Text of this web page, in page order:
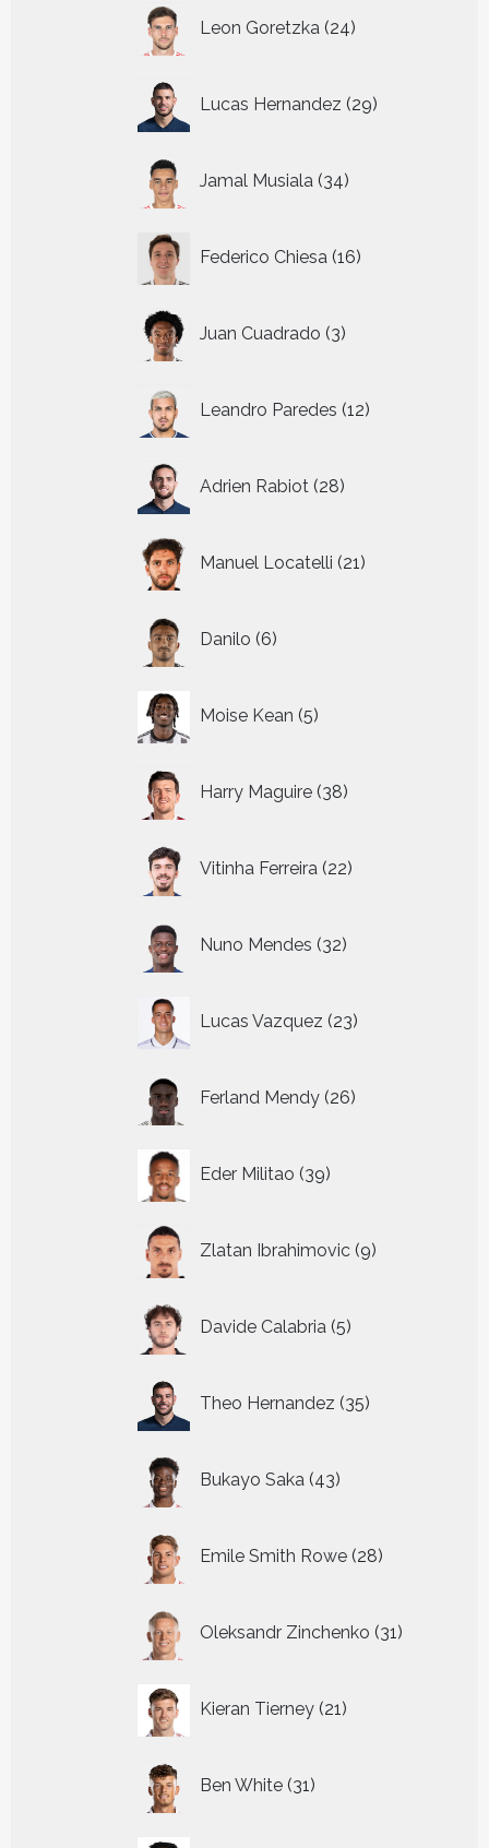
Leon Goretzka 24
producten
Lucas Hernandez 29
producten
Jamal Musiala 34
producten
Federico Chiesa 16
producten
Juan Cuadrado 3
producten
Leandro Paredes 12
producten
Adrien Rabiot 28
producten
Manuel Locatelli 21
producten
Danilo 6
producten
Moise Kean 5
producten
Harry Maguire 38
producten
Vitinha Ferreira 22
producten
Nuno Mendes 32
producten
Lucas Vazquez 23
producten
Ferland Mendy 26
producten
Eder Militao 39
producten
Zlatan Ibrahimovic 9
producten
Davide Calabria 5
producten
Theo Hernandez 35
producten
Bukayo Saka 43
producten
Emile Smith Rowe 28
producten
Oleksandr Zinchenko 31
producten
Kieran Tierney 21
producten
Ben White 31
producten